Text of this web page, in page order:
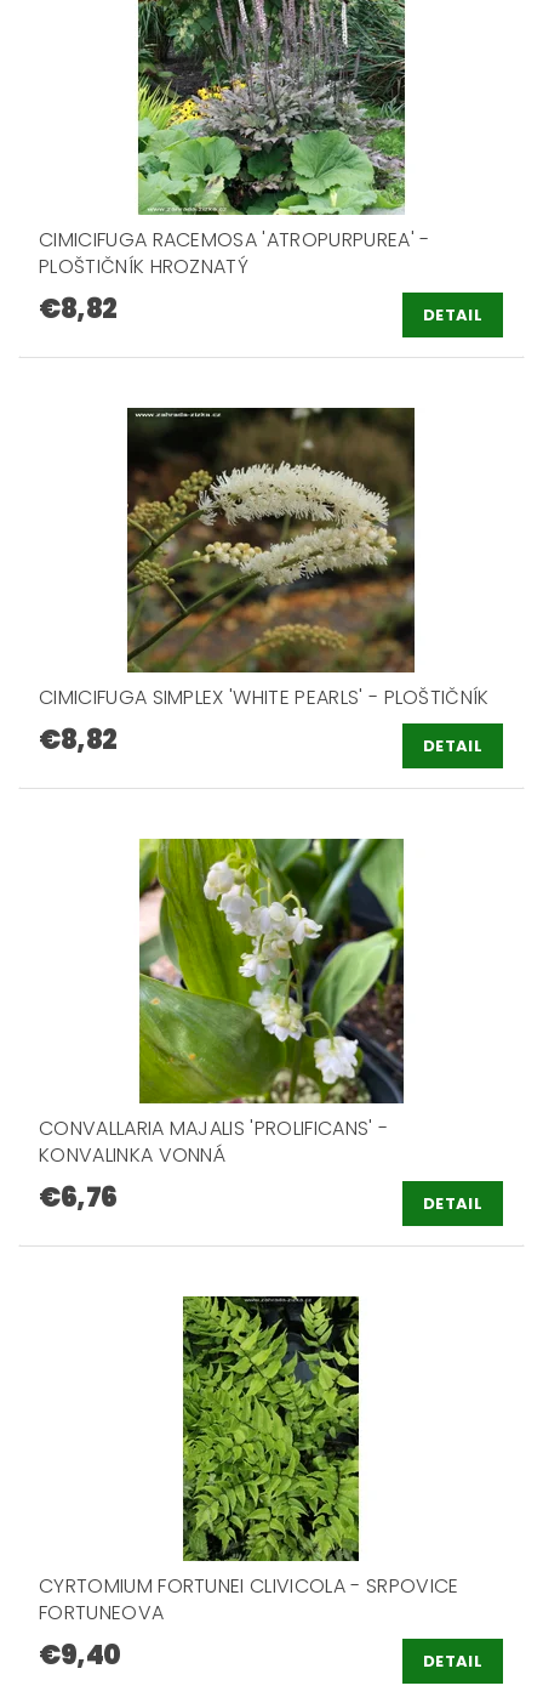
CIMICIFUGA RACEMOSA 'ATROPURPUREA' -
PLOŠTIČNÍK HROZNATÝ
€8,82 DETAIL
CIMICIFUGA SIMPLEX 'WHITE PEARLS' - PLOŠTIČNÍK
€8,82 DETAIL
CONVALLARIA MAJALIS 'PROLIFICANS' -
KONVALINKA VONNÁ
€6,76 DETAIL
CYRTOMIUM FORTUNEI CLIVICOLA - SRPOVICE
FORTUNEOVA
€9,40 DETAIL